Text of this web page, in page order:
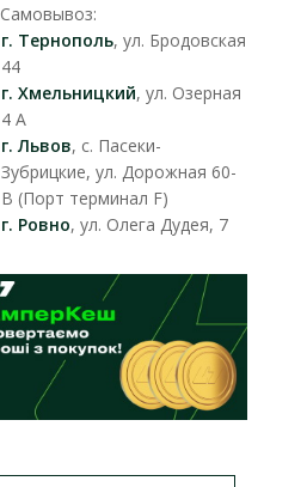
Самовывоз:
г. Тернополь, ул. Бродовская
44
г. Хмельницкий, ул. Озерная
4 А
г. Львов, с. Пасеки-
Зубрицкие, ул. Дорожная 60-
В (Порт терминал F)
г. Ровно, ул. Олега Дудея, 7